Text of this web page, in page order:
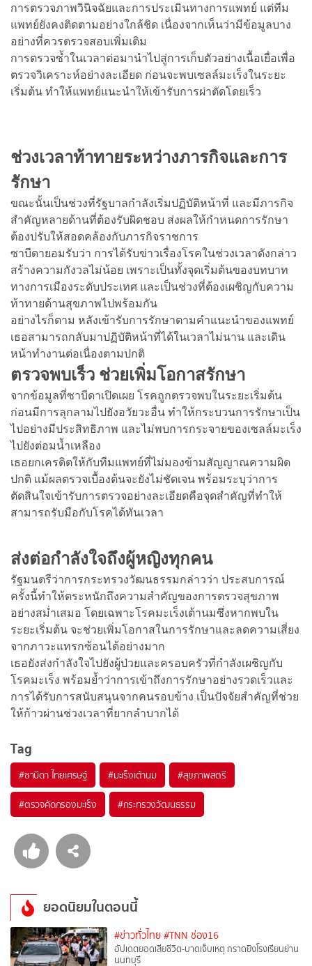
การตรวจภาพวินิจฉัยและการประเมินทางการแพทย์ แต่ทีม
แพทย์ยังคงติดตามอย่างใกล้ชิด เนื่องจากเห็นว่ามีข้อมูลบาง
อย่างที่ควรตรวจสอบเพิ่มเติม
การตรวจซ้ำในเวลาต่อมานำไปสู่การเก็บตัวอย่างเนื้อเยื่อเพื่อ
ตรวจวิเคราะห์อย่างละเอียด ก่อนจะพบเซลล์มะเร็งในระยะ
เริ่มต้น ทำให้แพทย์แนะนำให้เข้ารับการผ่าตัดโดยเร็ว
ช่วงเวลาท้าทายระหว่างภารกิจและการ
รักษา
ขณะนั้นเป็นช่วงที่รัฐบาลกำลังเริ่มปฏิบัติหน้าที่ และมีภารกิจ
สำคัญหลายด้านที่ต้องรับผิดชอบ ส่งผลให้กำหนดการรักษา
ต้องปรับให้สอดคล้องกับภารกิจราชการ
ซาบีดายอมรับว่า การได้รับข่าวเรื่องโรคในช่วงเวลาดังกล่าว
สร้างความกังวลไม่น้อย เพราะเป็นทั้งจุดเริ่มต้นของบทบาท
ทางการเมืองระดับประเทศ และเป็นช่วงที่ต้องเผชิญกับความ
ท้าทายด้านสุขภาพไปพร้อมกัน
อย่างไรก็ตาม หลังเข้ารับการรักษาตามคำแนะนำของแพทย์
เธอสามารถกลับมาปฏิบัติหน้าที่ได้ในเวลาไม่นาน และเดิน
หน้าทำงานต่อเนื่องตามปกติ
ตรวจพบเร็ว ช่วยเพิ่มโอกาสรักษา
จากข้อมูลที่ซาบีดาเปิดเผย โรคถูกตรวจพบในระยะเริ่มต้น
ก่อนมีการลุกลามไปยังอวัยวะอื่น ทำให้กระบวนการรักษาเป็น
ไปอย่างมีประสิทธิภาพ และไม่พบการกระจายของเซลล์มะเร็ง
ไปยังต่อมน้ำเหลือง
เธอยกเครดิตให้กับทีมแพทย์ที่ไม่มองข้ามสัญญาณความผิด
ปกติ แม้ผลตรวจเบื้องต้นจะยังไม่ชัดเจน พร้อมระบุว่าการ
ตัดสินใจเข้ารับการตรวจอย่างละเอียดคือจุดสำคัญที่ทำให้
สามารถรับมือกับโรคได้ทันเวลา
ส่งต่อกำลังใจถึงผู้หญิงทุกคน
รัฐมนตรีว่าการกระทรวงวัฒนธรรมกล่าวว่า ประสบการณ์
ครั้งนี้ทำให้ตระหนักถึงความสำคัญของการตรวจสุขภาพ
อย่างสม่ำเสมอ โดยเฉพาะโรคมะเร็งเต้านมซึ่งหากพบใน
ระยะเริ่มต้น จะช่วยเพิ่มโอกาสในการรักษาและลดความเสี่ยง
จากภาวะแทรกซ้อนได้อย่างมาก
เธอยังส่งกำลังใจไปยังผู้ป่วยและครอบครัวที่กำลังเผชิญกับ
โรคมะเร็ง พร้อมย้ำว่าการเข้าถึงการรักษาอย่างรวดเร็วและ
การได้รับการสนับสนุนจากคนรอบข้าง เป็นปัจจัยสำคัญที่ช่วย
ให้ก้าวผ่านช่วงเวลาที่ยากลำบากได้
Tag
#ซาบีดา ไทยเศรษฐ์ #มะเร็งเต้านม #สุขภาพสตรี
#ตรวจคัดกรองมะเร็ง #กระทรวงวัฒนธรรม
ยอดนิยมในตอนนี้
#ข่าวทั่วไทย #TNN ช่อง16
อัปเดตยอดเสียชีวิต-บาดเจ็บเหตุ กราดยิงโรงเรียนย่าน
นนทบุรี